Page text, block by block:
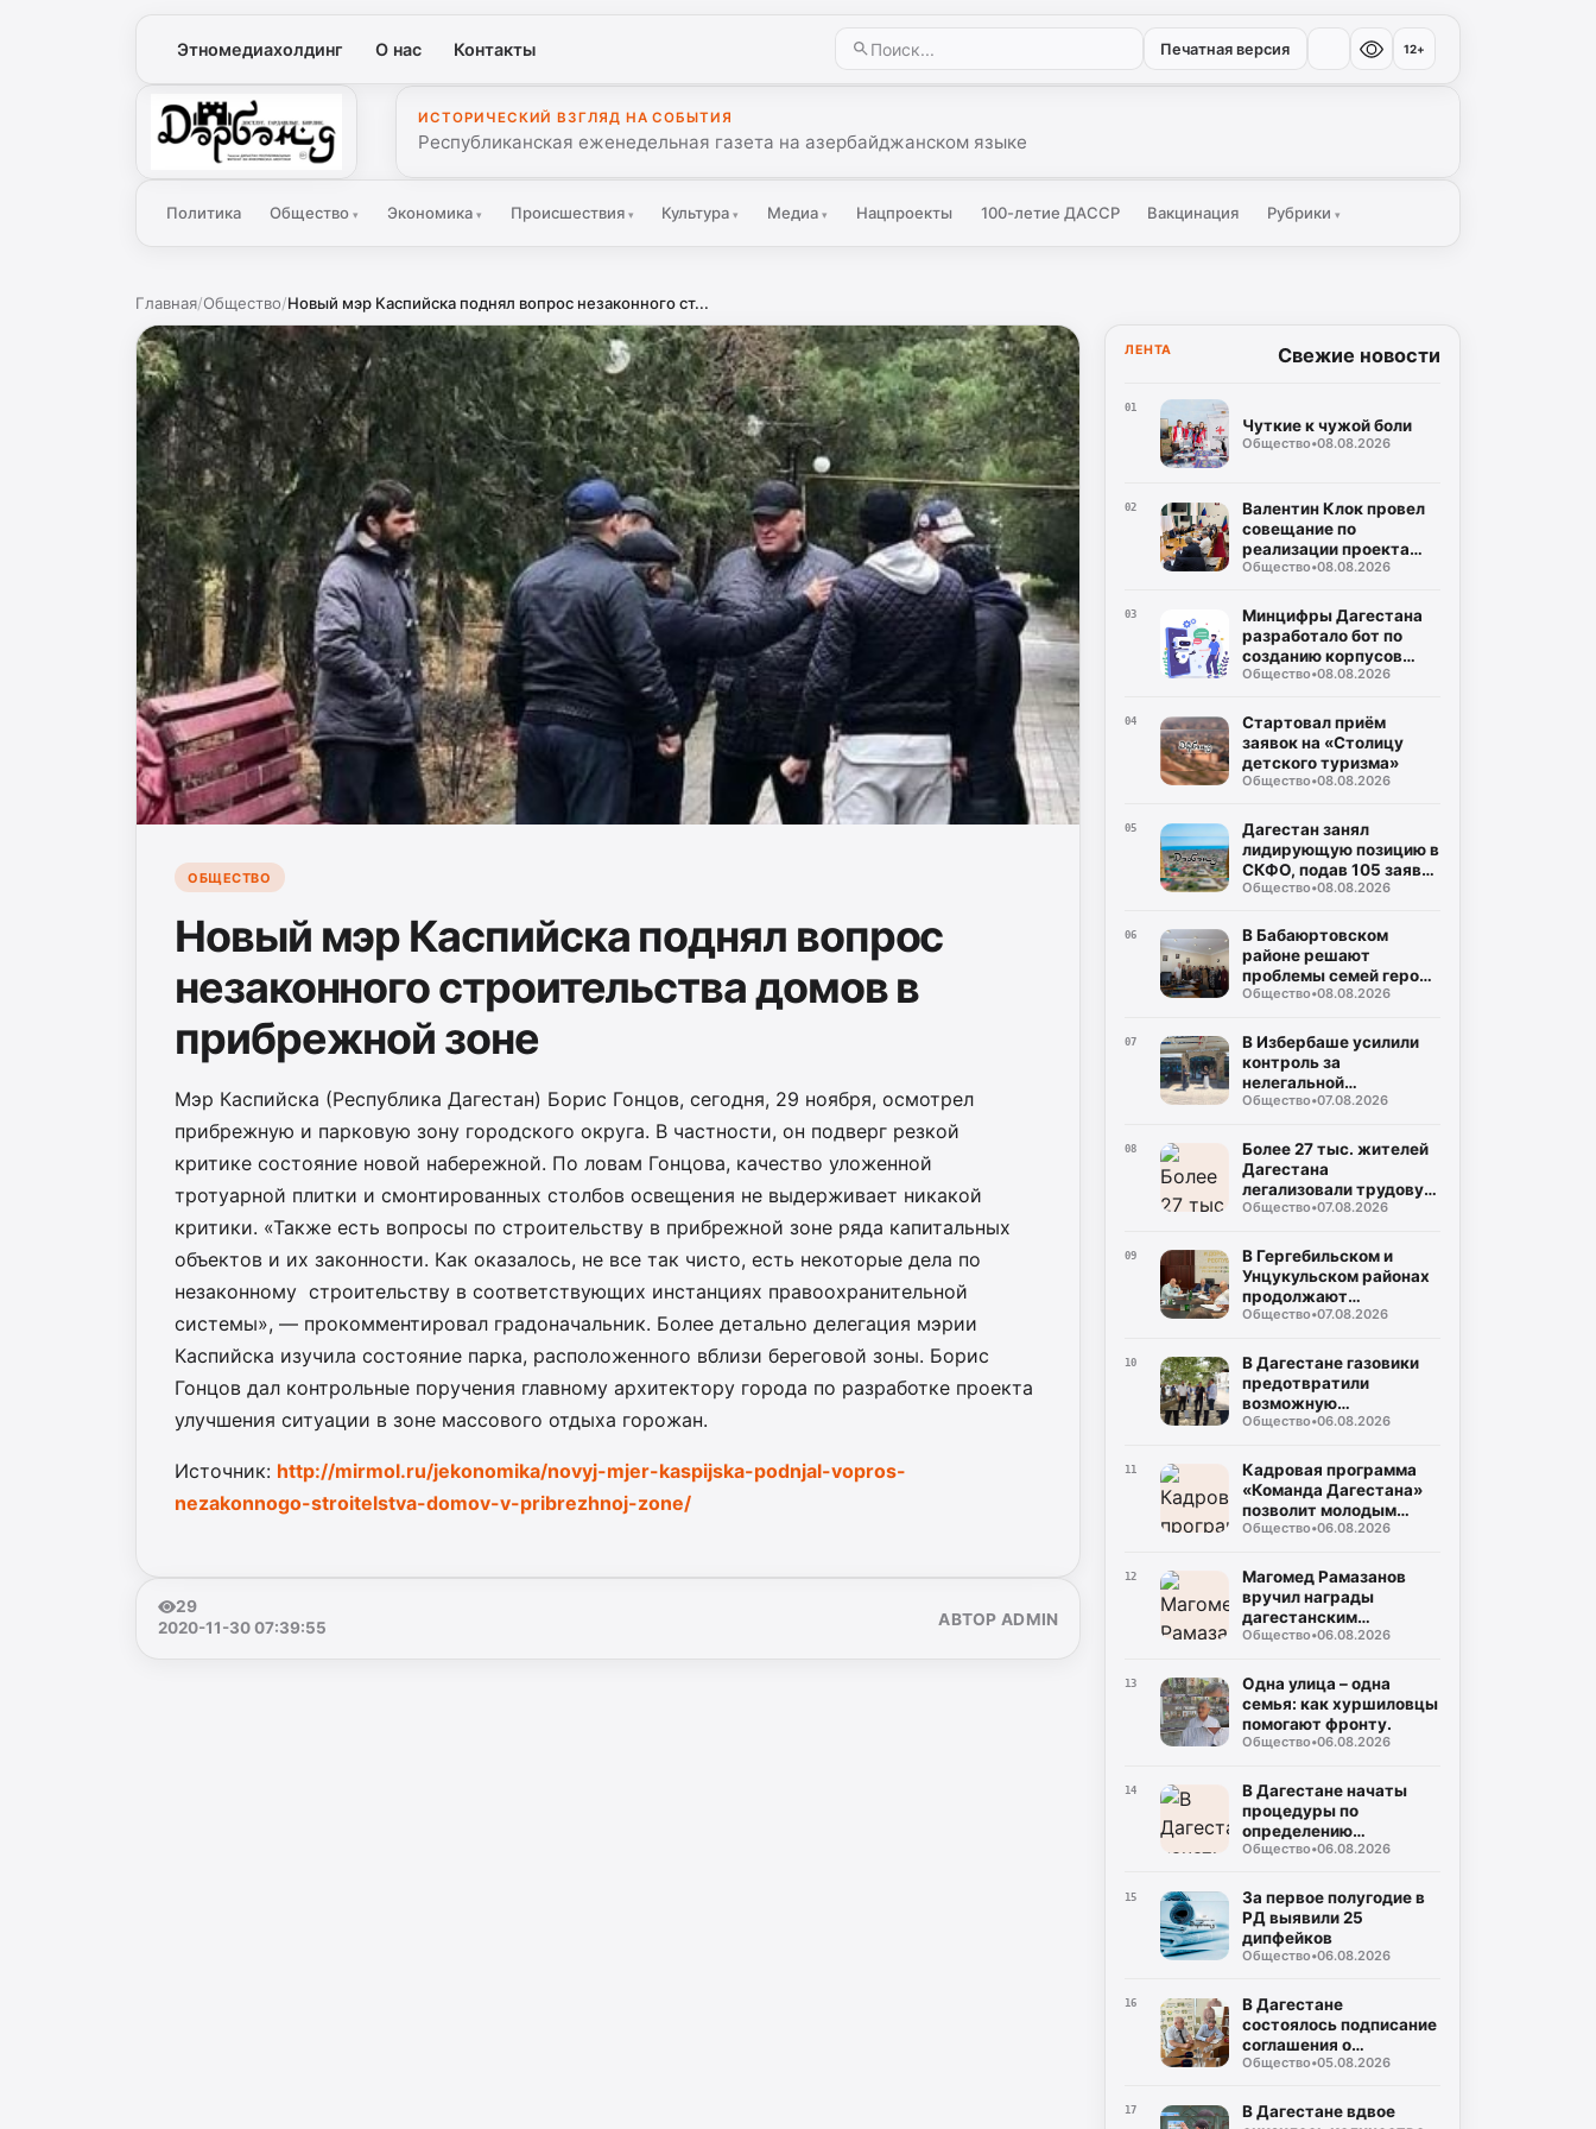
Этномедиахолдинг О нас Контакты Печатная версия 12+
Дербенд
ИСТОРИЧЕСКИЙ ВЗГЛЯД НА СОБЫТИЯ
Республиканская еженедельная газета на азербайджанском языке
Политика Общество▾ Экономика ▾ Происшествия ▾ Культура▾ Медиа▾ Нацпроекты 100-летие ДАССР Вакцинация Рубрики▾
Главная/Общество/Новый мэр Каспийска поднял вопрос незаконного ст...
ОБЩЕСТВО
Новый мэр Каспийска поднял вопрос
незаконного строительства домов в
прибрежной зоне
Мэр Каспийска (Республика Дагестан) Борис Гонцов, сегодня, 29 ноября, осмотрел
прибрежную и парковую зону городского округа. В частности, он подверг резкой
критике состояние новой набережной. По ловам Гонцова, качество уложенной
тротуарной плитки и смонтированных столбов освещения не выдерживает никакой
критики. «Также есть вопросы по строительству в прибрежной зоне ряда капитальных
объектов и их законности. Как оказалось, не все так чисто, есть некоторые дела по
незаконному строительству в соответствующих инстанциях правоохранительной
системы», — прокомментировал градоначальник. Более детально делегация мэрии
Каспийска изучила состояние парка, расположенного вблизи береговой зоны. Борис
Гонцов дал контрольные поручения главному архитектору города по разработке проекта
улучшения ситуации в зоне массового отдыха горожан.
Источник: http://mirmol.ru/jekonomika/novyj-mjer-kaspijska-podnjal-vopros-
nezakonnogo-stroitelstva-domov-v-pribrezhnoj-zone/
29
2020-11-30 07:39:55
АВТОР ADMIN
ЛЕНТА Свежие новости
01
Чуткие к чужой боли
Общество•08.08.2026
02
Валентин Клок провел
совещание по
реализации проекта
КРТ «Лазурный берег»
Общество•08.08.2026
03
Минцифры Дагестана
разработало бот по
созданию корпусов
национальных языков
Общество•08.08.2026
04
Стартовал приём
заявок на «Столицу
детского туризма»
Общество•08.08.2026
05
Дагестан занял
лидирующую позицию в
СКФО, подав 105 заявок
на награду
Общество•08.08.2026
06
В Бабаюртовском
районе решают
проблемы семей героев
СВО
Общество•08.08.2026
07
В Избербаше усилили
контроль за
нелегальной
занятостью
Общество•07.08.2026
08
Более 27 тыс. жителей
Дагестана
легализовали трудовую
деятельность с начала
Общество•07.08.2026
09
В Гергебильском и
Унцукульском районах
продолжают
восстанавливать
Общество•07.08.2026
10
В Дагестане газовики
предотвратили
возможную
чрезвычайную
многоквартирном доме
Общество•06.08.2026
11
Кадровая программа
«Команда Дагестана»
позволит молодым
юристам реализовать
государственной
службе
Общество•06.08.2026
12
Магомед Рамазанов
вручил награды
дагестанским
вольникам-призерам
Общество•06.08.2026
13
Одна улица – одна
семья: как хуршиловцы
помогают фронту.
Общество•06.08.2026
14
В Дагестане начаты
процедуры по
определению
подрядчика для
северного обхода
Махачкалы
Общество•06.08.2026
15
За первое полугодие в
РД выявили 25
дипфейков
Общество•06.08.2026
16
В Дагестане
состоялось подписание
соглашения о
совместном контроле
выборами
Общество•05.08.2026
17
В Дагестане вдвое